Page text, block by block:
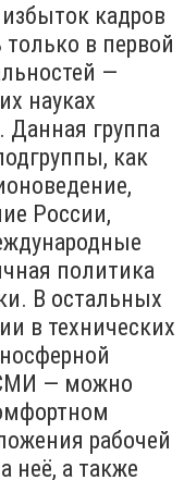
кадров
только в первой
—
науках
Данная группа
как
России,
политика
В остальных
в технических
— можно
рабочей
неё, а также